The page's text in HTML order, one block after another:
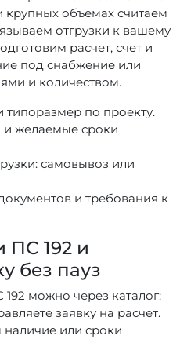
крупных объемах считаем
отгрузки к вашему
расчет, счет и
под снабжение или
и количеством.
типоразмер по проекту.
и желаемые сроки
самовывоз или
и требования к
ПС 192 и
без пауз
можно через каталог:
заявку на расчет.
или сроки